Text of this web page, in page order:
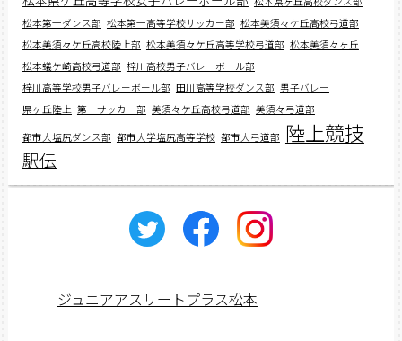
松本第一ダンス部 松本第一高等学校サッカー部 松本美須々ケ丘高校弓道部
松本美須々ケ丘高校陸上部 松本美須々ケ丘高等学校弓道部 松本美須々ヶ丘
松本蟻ケ崎高校弓道部 梓川高校男子バレーボール部
梓川高等学校男子バレーボール部 田川高等学校ダンス部 男子バレー
県ヶ丘陸上 第一サッカー部 美須々ケ丘高校弓道部 美須々弓道部
都市大塩尻ダンス部 都市大学塩尻高等学校 都市大弓道部 陸上競技
駅伝
ジュニアアスリートプラス松本